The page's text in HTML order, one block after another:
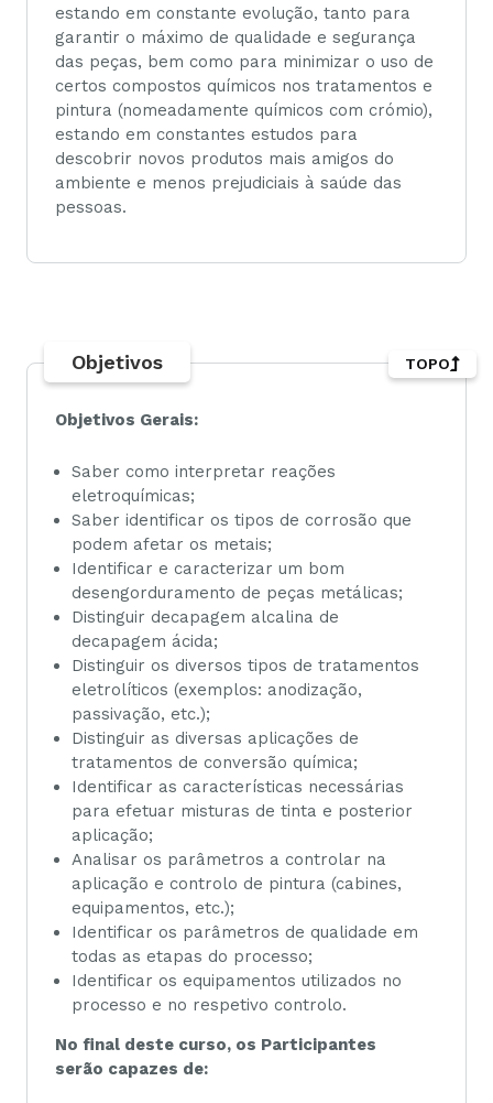
estando em constante evolução, tanto para
garantir o máximo de qualidade e segurança
das peças, bem como para minimizar o uso de
certos compostos químicos nos tratamentos e
pintura (nomeadamente químicos com crómio),
estando em constantes estudos para
descobrir novos produtos mais amigos do
ambiente e menos prejudiciais à saúde das
pessoas.
Objetivos
Objetivos Gerais:
Saber como interpretar reações
eletroquímicas;
Saber identificar os tipos de corrosão que
podem afetar os metais;
Identificar e caracterizar um bom
desengorduramento de peças metálicas;
Distinguir decapagem alcalina de
decapagem ácida;
Distinguir os diversos tipos de tratamentos
eletrolíticos (exemplos: anodização,
passivação, etc.);
Distinguir as diversas aplicações de
tratamentos de conversão química;
Identificar as características necessárias
para efetuar misturas de tinta e posterior
aplicação;
Analisar os parâmetros a controlar na
aplicação e controlo de pintura (cabines,
equipamentos, etc.);
Identificar os parâmetros de qualidade em
todas as etapas do processo;
Identificar os equipamentos utilizados no
processo e no respetivo controlo.
No final deste curso, os Participantes
serão capazes de:
TOPO